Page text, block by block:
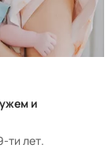
и
ти лет.